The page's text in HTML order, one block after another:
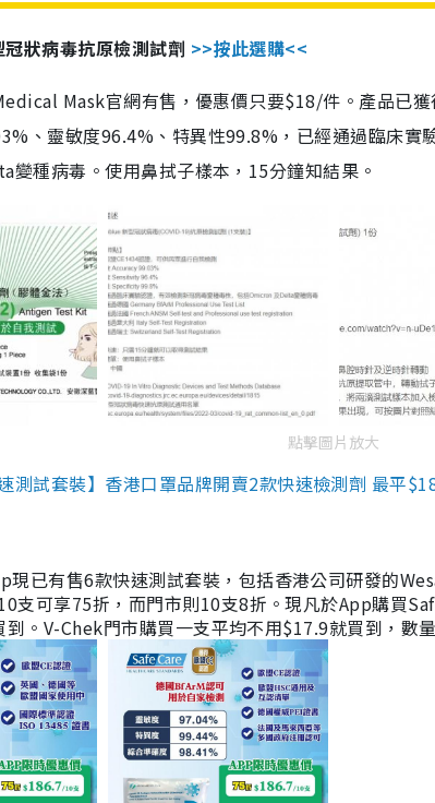
狀病毒抗原檢測試劑 >>按此選購<<
Mask官網有售，優惠價只要$18/件。產品已
、靈敏度96.4%、特異性99.8%，已經通過臨床實
種病毒。使用鼻拭子樣本，15分鐘知結果。
點擊圖片放大
測試套裝】香港口罩品牌開賣2款快速檢測劑 最平
現已有售6款快速測試套裝，包括香港公司研發的
支可享75折，而門市則10支8折。現凡於App購買
。V-Chek門市購買一支平均不用$17.9就買到，數